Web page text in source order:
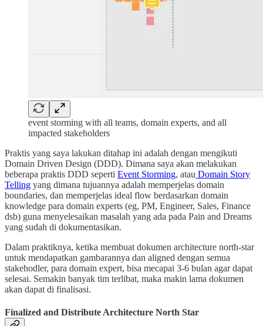
event storming with all teams, domain experts, and all
impacted stakeholders
Praktis yang saya lakukan ditahap ini adalah dengan mengikuti
Domain Driven Design (DDD). Dimana saya akan melakukan
beberapa praktis DDD seperti Event Storming, atau Domain Story
Telling yang dimana tujuannya adalah memperjelas domain
boundaries, dan memperjelas ideal flow berdasarkan domain
knowledge para domain experts (eg, PM, Engineer, Sales, Finance
dsb) guna menyelesaikan masalah yang ada pada Pain and Dreams
yang sudah di dokumentasikan.
Dalam praktiknya, ketika membuat dokumen architecture north-star
untuk mendapatkan gambarannya dan aligned dengan semua
stakehodler, para domain expert, bisa mecapai 3-6 bulan agar dapat
selesai. Semakin banyak tim terlibat, maka makin lama dokumen
akan dapat di finalisasi.
Finalized and Distribute Architecture North Star